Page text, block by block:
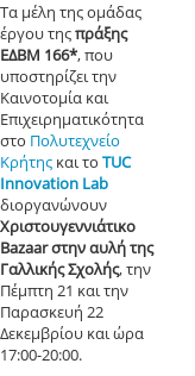
Τα μέλη της ομάδας
έργου τηςπράξης
ΕΔΒΜ 166*,που
υποστηρίζει την
Καινοτομία και
Επιχειρηματικότητα
στο Πολυτεχνείο
Κρήτης και το TUC
Innovation Lab
διοργανώνουν
Χριστουγεννιάτικο
Bazaar στην αυλή της
Γαλλικής Σχολής, την
Πέμπτη 21 και την
Παρασκευή 22
Δεκεμβρίου και ώρα
17:00-20:00.